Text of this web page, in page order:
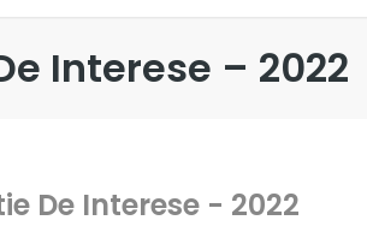
Interese – 2022
De Interese - 2022